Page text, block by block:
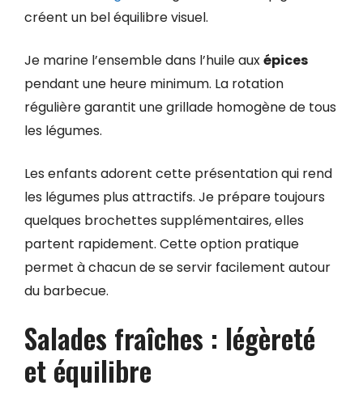
créent un bel équilibre visuel.
Je marine l’ensemble dans l’huile auxépices
pendant une heure minimum. La rotation
régulière garantit une grillade homogène de tous
les légumes.
Les enfants adorent cette présentation qui rend
les légumes plus attractifs. Je prépare toujours
quelques brochettes supplémentaires, elles
partent rapidement. Cette option pratique
permet à chacun de se servir facilement autour
du barbecue.
Salades fraîches : légèreté
et équilibre